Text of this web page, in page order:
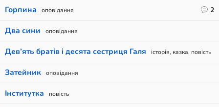
Горпина оповідання 2
Два сини оповідання
Дев’ять братiв i десята сестриця Галя історія, казка, повість
Затейник оповідання
Інститутка повість